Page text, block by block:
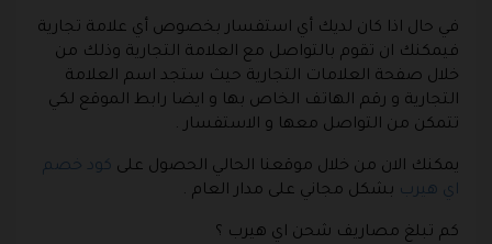
في حال اذا كان لديك أي استفسار بخصوص أي علامة تجارية
فيمكنك ان تقوم بالتواصل مع العلامة التجارية وذلك من
خلال صفحة العلامات التجارية حيث ستجد اسم العلامة
التجارية و رقم الهاتف الخاص بها و ايضا رابط الموقع لكي
تتمكن من التواصل معها و الاستفسار .
يمكنك الان من خلال موقعنا الحالي الحصول على كود خصم
اي هيرب بشكل مجاني على مدار العام .
كم تبلغ مصاريف شحن اي هيرب ؟